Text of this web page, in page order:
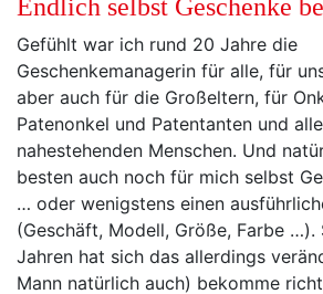
Endlich selbst Geschenke
Gefühlt war ich rund 20 Jahre die
Geschenkemanagerin für alle, für
aber auch für die Großeltern, für
Patenonkel und Patentanten und
nahestehenden Menschen. Und
besten auch noch für mich selbst
… oder wenigstens einen
(Geschäft, Modell, Größe, Farbe …).
Jahren hat sich das allerdings
Mann natürlich auch) bekomme